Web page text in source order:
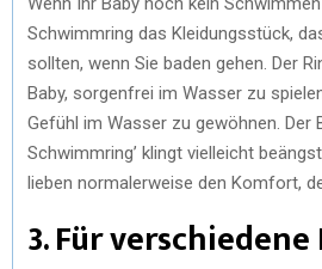
Schwimmring das Kleidungsstück,
sollten, wenn Sie baden gehen. Der
Baby, sorgenfrei im Wasser zu
Gefühl im Wasser zu gewöhnen. Der
Schwimmring’ klingt vielleicht
lieben normalerweise den Komfort,
3. Für verschiedene